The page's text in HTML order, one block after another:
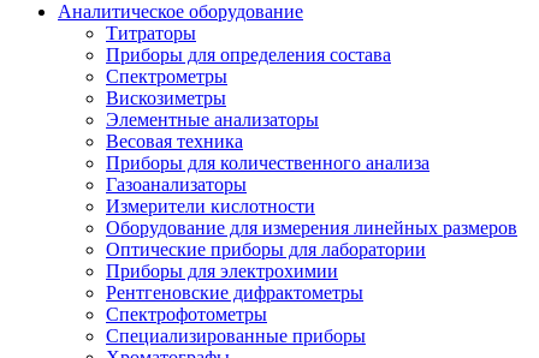
Аналитическое оборудование
Титраторы
Приборы для определения состава
Спектрометры
Вискозиметры
Элементные анализаторы
Весовая техника
Приборы для количественного анализа
Газоанализаторы
Измерители кислотности
Оборудование для измерения линейных размеров
Оптические приборы для лаборатории
Приборы для электрохимии
Рентгеновские дифрактометры
Спектрофотометры
Специализированные приборы